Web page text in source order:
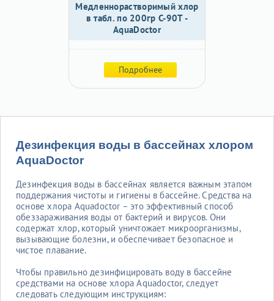
Медленнорастворимый хлор
в табл. по 200гр C-90T -
AquaDoctor
Подробнее
Дезинфекция воды в бассейнах хлором
AquaDoctor
Дезинфекция воды в бассейнах является важным этапом
поддержания чистоты и гигиены в бассейне. Средства на
основе хлора Aquadoctor – это эффективный способ
обеззараживания воды от бактерий и вирусов. Они
содержат хлор, который уничтожает микроорганизмы,
вызывающие болезни, и обеспечивает безопасное и
чистое плавание.
Чтобы правильно дезинфицировать воду в бассейне
средствами на основе хлора Aquadoctor, следует
следовать следующим инструкциям: